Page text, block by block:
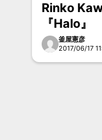
Rinko
『Halo』
釜屋憲彦
2017/06/17